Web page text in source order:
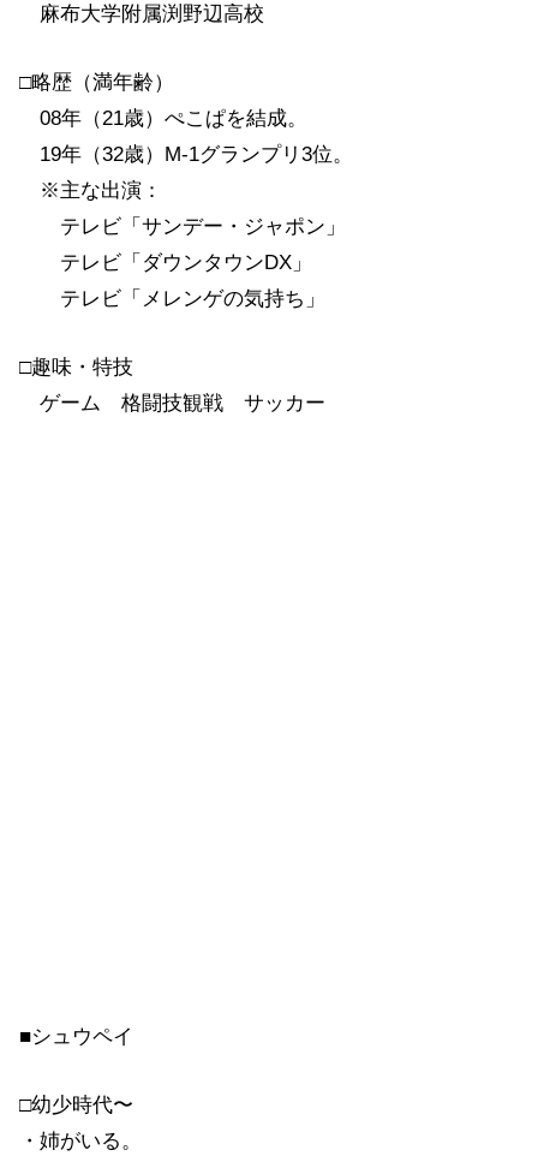
麻布大学附属渕野辺高校
□略歴（満年齢）
08年（21歳）ぺこぱを結成。
19年（32歳）M-1グランプリ3位。
※主な出演：
テレビ「サンデー・ジャポン」
テレビ「ダウンタウンDX」
テレビ「メレンゲの気持ち」
□趣味・特技
ゲーム 格闘技観戦 サッカー
■シュウペイ
□幼少時代〜
・姉がいる。